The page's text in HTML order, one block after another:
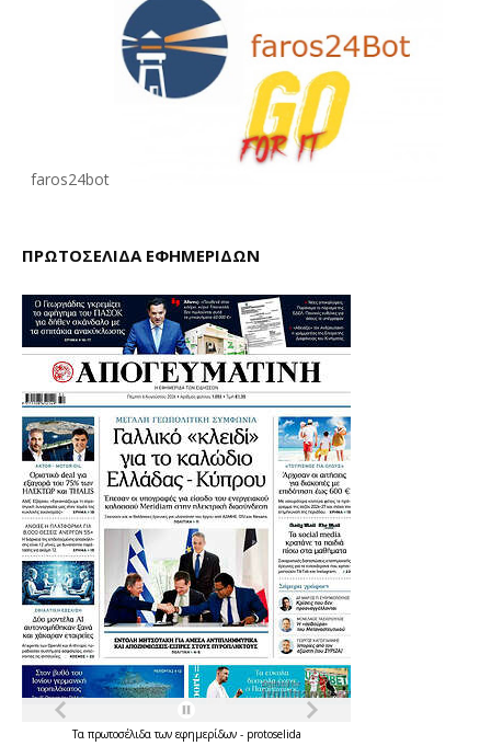
faros24bot
ΠΡΩΤΟΣΕΛΙΔΑ ΕΦΗΜΕΡΙΔΩΝ
Τα πρωτοσέλιδατων εφημερίδων - protoselida